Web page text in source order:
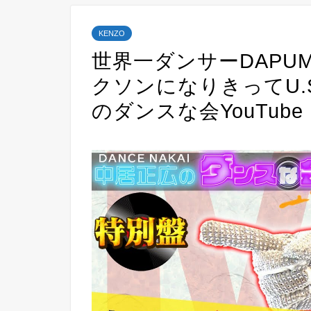
KENZO
世界一ダンサー
クソンになりきって
のダンスな会YouTube